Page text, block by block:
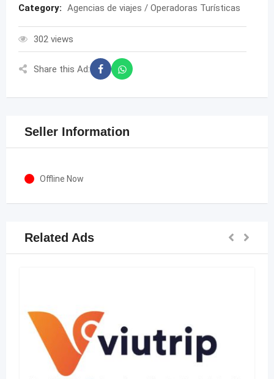
Category: Agencias de viajes / Operadoras Turísticas
302 views
Share this Ad:
Seller Information
Offline Now
Related Ads